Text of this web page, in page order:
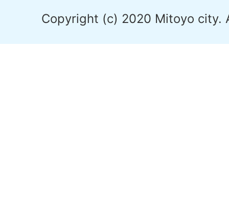
Copyright (c) 2020 Mitoyo city.